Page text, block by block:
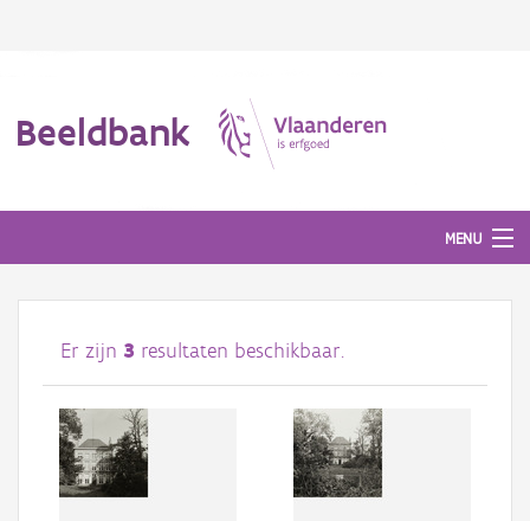
Beeldbank
MENU
Afbeeldingen
#BeeldIndeKijker
Hergebruik
Over ons
Er zijn 3 resultaten beschikbaar.